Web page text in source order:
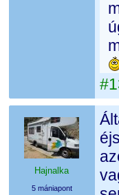
Hajnalka
5 mániapont